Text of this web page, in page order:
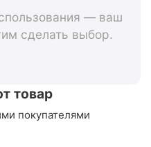
— ваш
сделать выбор.
товар
покупателями